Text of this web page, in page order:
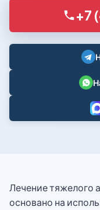
+7
Лечение тяжелого
основано на